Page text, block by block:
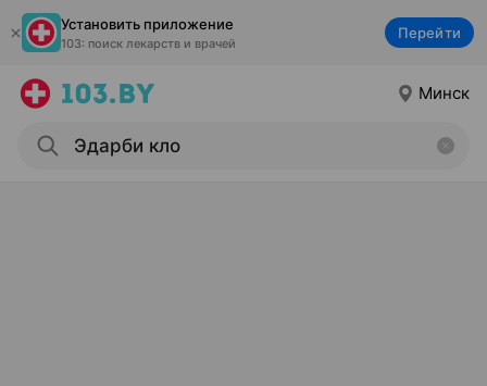
Установить приложение
103: поиск лекарств и врачей
Перейти
Минск